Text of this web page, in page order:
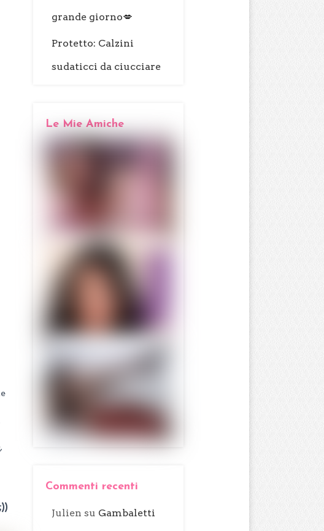
grande giorno💋
Protetto: Calzini
sudaticci da ciucciare
Le Mie Amiche
Commenti recenti
Julien su Gambaletti